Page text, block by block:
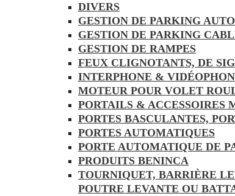
DIVERS
GESTION DE PARKING
GESTION DE PARKING
GESTION DE RAMPES
FEUX CLIGNOTANTS, DE
INTERPHONE &
MOTEUR POUR VOLET
PORTAILS & ACCESSOIRES
PORTES BASCULANTES,
PORTES AUTOMATIQUES
PORTE AUTOMATIQUE DE
PRODUITS BENINCA
TOURNIQUET, BARRIÈRE
POUTRE LEVANTE OU